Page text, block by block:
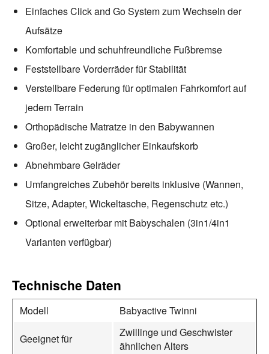
Einfaches Click and Go System zum Wechseln der
Aufsätze
Komfortable und schuhfreundliche Fußbremse
Feststellbare Vorderräder für Stabilität
Verstellbare Federung für optimalen Fahrkomfort auf
jedem Terrain
Orthopädische Matratze in den Babywannen
Großer, leicht zugänglicher Einkaufskorb
Abnehmbare Gelräder
Umfangreiches Zubehör bereits inklusive (Wannen,
Sitze, Adapter, Wickeltasche, Regenschutz etc.)
Optional erweiterbar mit Babyschalen (3in1/4in1
Varianten verfügbar)
Technische Daten
Modell Babyactive Twinni
Geeignet für
Zwillinge und Geschwister
ähnlichen Alters